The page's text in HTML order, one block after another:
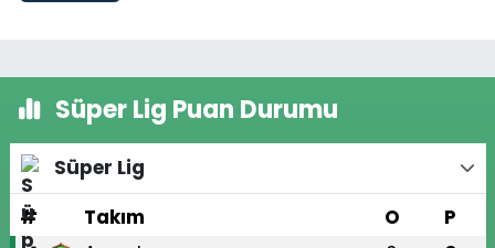
Süper Lig Puan Durumu
Süper Lig
#
Takım O P